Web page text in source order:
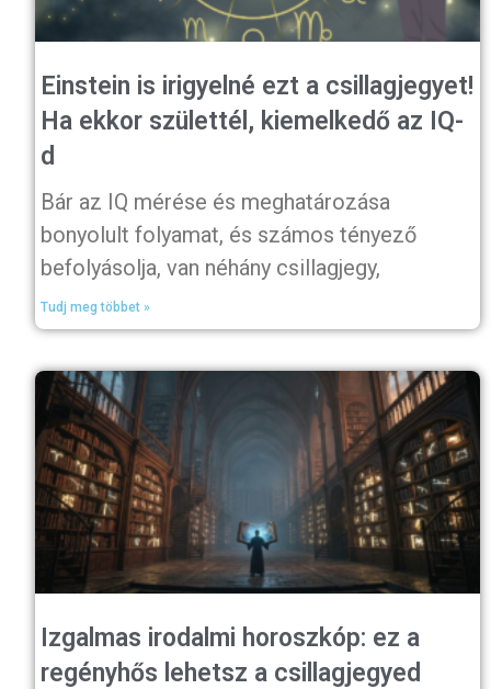
Einstein is irigyelné ezt a csillagjegyet!
Ha ekkor születtél, kiemelkedő az IQ-
d
Bár az IQ mérése és meghatározása
bonyolult folyamat, és számos tényező
befolyásolja, van néhány csillagjegy,
Tudj meg többet »
Izgalmas irodalmi horoszkóp: ez a
regényhős lehetsz a csillagjegyed